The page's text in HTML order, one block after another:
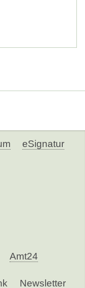
eSignatur
Amt24
Newsletter